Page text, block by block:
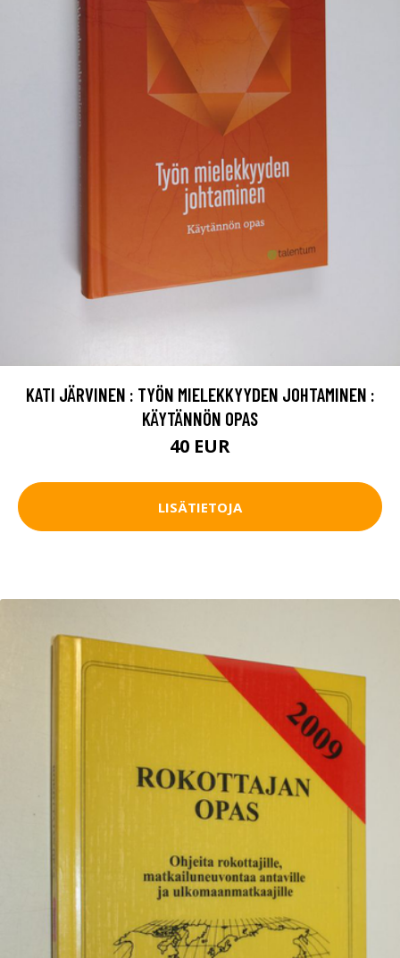
KATI JÄRVINEN : TYÖN MIELEKKYYDEN JOHTAMINEN :
KÄYTÄNNÖN OPAS
40 EUR
LISÄTIETOJA